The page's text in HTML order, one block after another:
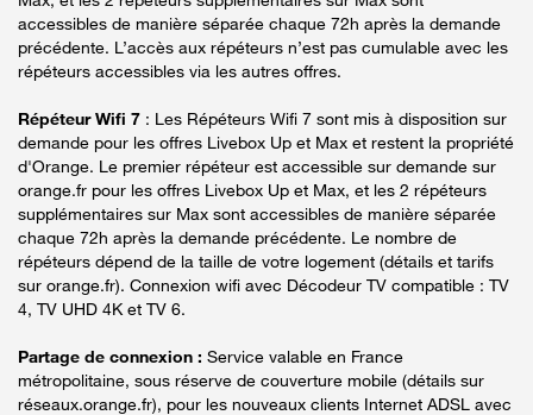
accessibles de manière séparée chaque 72h après la demande
précédente. L’accès aux répéteurs n’est pas cumulable avec les
répéteurs accessibles via les autres offres.
Répéteur Wifi 7 : Les Répéteurs Wifi 7 sont mis à disposition sur
demande pour les offres Livebox Up et Max et restent la propriété
d'Orange. Le premier répéteur est accessible sur demande sur
orange.fr pour les offres Livebox Up et Max, et les 2 répéteurs
supplémentaires sur Max sont accessibles de manière séparée
chaque 72h après la demande précédente. Le nombre de
répéteurs dépend de la taille de votre logement (détails et tarifs
sur orange.fr). Connexion wifi avec Décodeur TV compatible : TV
4, TV UHD 4K et TV 6.
Partage de connexion : Service valable en France
métropolitaine, sous réserve de couverture mobile (détails sur
réseaux.orange.fr), pour les nouveaux clients Internet ADSL avec